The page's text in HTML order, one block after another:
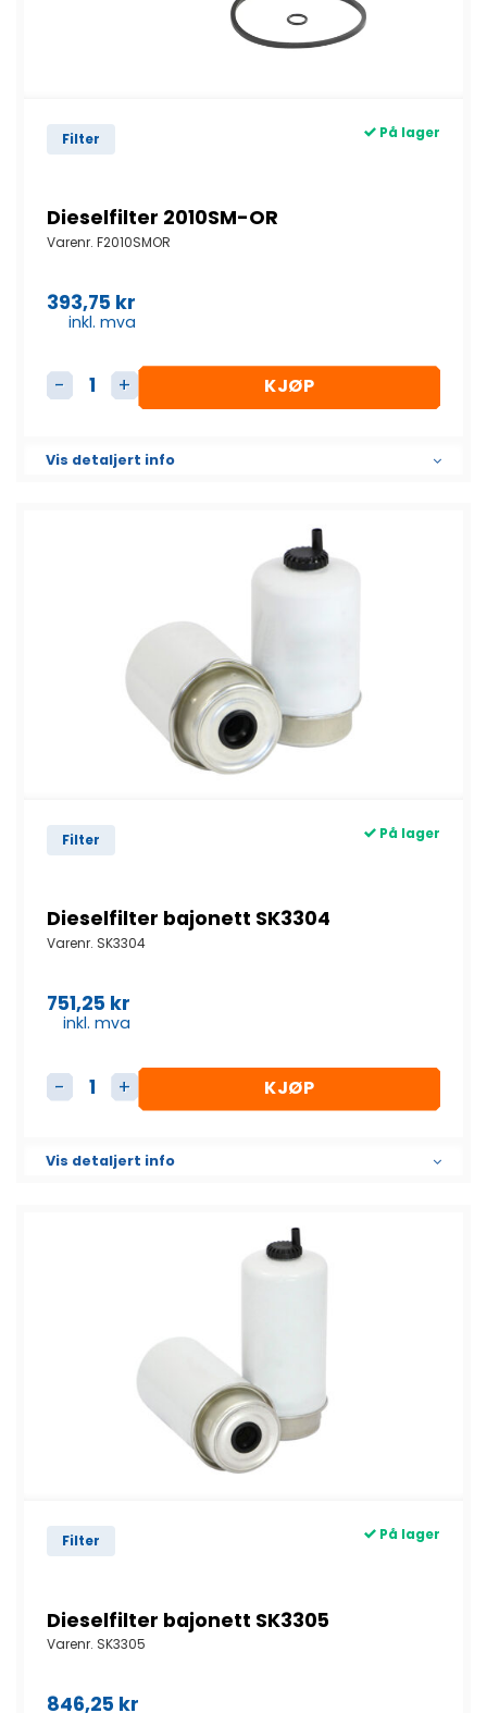
Filter På lager
Dieselfilter 2010SM-OR
Varenr. F2010SMOR
393,75 kr
inkl. mva
Dieselfilter 2010SM-OR antall
KJØP
Vis detaljert info
Filter På lager
Dieselfilter bajonett SK3304
Varenr. SK3304
751,25 kr
inkl. mva
Dieselfilter bajonett SK3304 antall
KJØP
Vis detaljert info
Filter På lager
Dieselfilter bajonett SK3305
Varenr. SK3305
846,25 kr